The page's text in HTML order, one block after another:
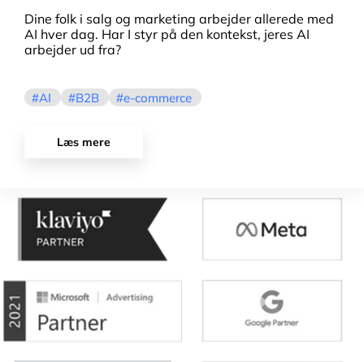
Dine folk i salg og marketing arbejder allerede med
AI hver dag. Har I styr på den kontekst, jeres AI
arbejder ud fra?
AI B2B e-commerce
Læs mere